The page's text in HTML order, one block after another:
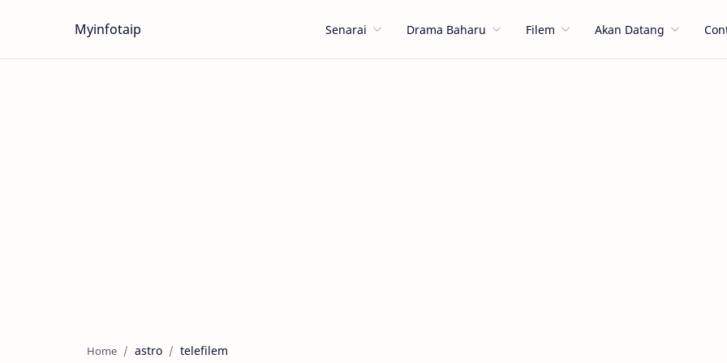
Myinfotaip Senarai Drama Baharu Filem Akan Datang
Home astro telefilem